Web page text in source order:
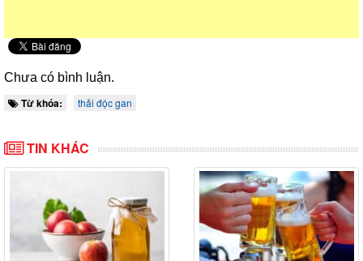
Chưa có bình luận.
Từ khóa: thải độc gan
TIN KHÁC